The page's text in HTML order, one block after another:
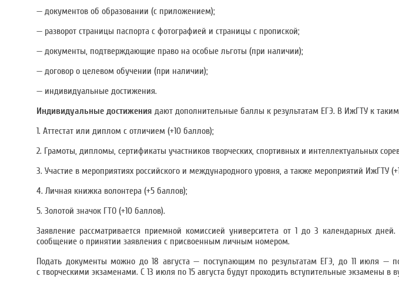
— документов об образовании (с приложением);
— разворот страницы паспорта с фотографией и страницы с пропиской;
— документы, подтверждающие право на особые льготы (при наличии);
— договор о целевом обучении (при наличии);
— индивидуальные достижения.
Индивидуальные достижения дают дополнительные баллы к результатам ЕГЭ. В ИжГТУ к таким
1. Аттестат или диплом с отличием (+10 баллов);
2. Грамоты, дипломы, сертификаты участников творческих, спортивных и интеллектуальных
3. Участие в мероприятиях российского и международного уровня, а также мероприятий ИжГТУ
4. Личная книжка волонтера (+5 баллов);
5. Золотой значок ГТО (+10 баллов).
Заявление рассматривается приемной комиссией университета от 1 до 3 календарных
сообщение о принятии заявления с присвоенным личным номером.
Подать документы можно до 18 августа — поступающим по результатам ЕГЭ, до 11 июля —
с творческими экзаменами. С 13 июля по 15 августа будут проходить вступительные экзамены в